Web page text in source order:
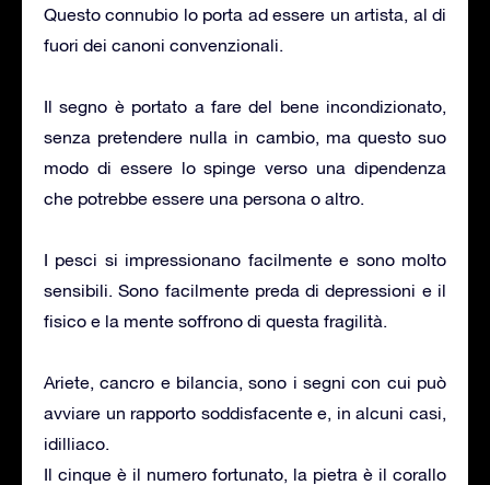
Questo connubio lo porta ad essere un artista, al di
fuori dei canoni convenzionali.
Il segno è portato a fare del bene incondizionato,
senza pretendere nulla in cambio, ma questo suo
modo di essere lo spinge verso una dipendenza
che potrebbe essere una persona o altro.
I pesci si impressionano facilmente e sono molto
sensibili. Sono facilmente preda di depressioni e il
fisico e la mente soffrono di questa fragilità.
Ariete, cancro e bilancia, sono i segni con cui può
avviare un rapporto soddisfacente e, in alcuni casi,
idilliaco.
Il cinque è il numero fortunato, la pietra è il corallo